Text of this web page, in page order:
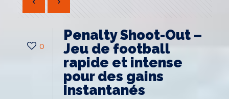
0
Penalty Shoot-Out –
Jeu de football
rapide et intense
pour des gains
instantanés